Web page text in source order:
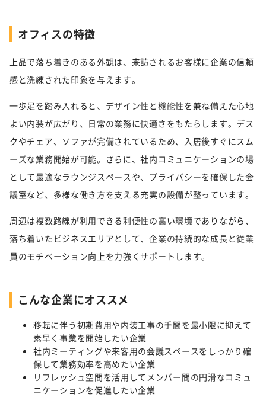
オフィスの特徴
上品で落ち着きのある外観は、来訪されるお客様に企業の信頼
感と洗練された印象を与えます。
一歩足を踏み入れると、デザイン性と機能性を兼ね備えた心地
よい内装が広がり、日常の業務に快適さをもたらします。デス
クやチェア、ソファが完備されているため、入居後すぐにスム
ーズな業務開始が可能。さらに、社内コミュニケーションの場
として最適なラウンジスペースや、プライバシーを確保した会
議室など、多様な働き方を支える充実の設備が整っています。
周辺は複数路線が利用できる利便性の高い環境でありながら、
落ち着いたビジネスエリアとして、企業の持続的な成長と従業
員のモチベーション向上を力強くサポートします。
こんな企業にオススメ
移転に伴う初期費用や内装工事の手間を最小限に抑えて
素早く事業を開始したい企業
社内ミーティングや来客用の会議スペースをしっかり確
保して業務効率を高めたい企業
リフレッシュ空間を活用してメンバー間の円滑なコミュ
ニケーションを促進したい企業